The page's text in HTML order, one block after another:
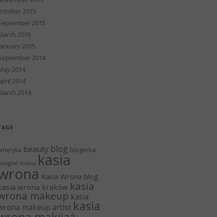
2015
2015
2015
2015
2014
2014
2014
2014
beauty blog blogerka
ślubny kasia
Kasia Wrona blog
wrona kraków kasia
makeup kasia
makeup artist kasia